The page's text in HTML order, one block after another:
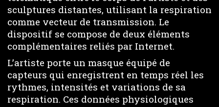
sculptures distantes, utilisant la respiration
comme vecteur de transmission. Le
dispositif se compose de deux éléments
complémentaires reliés par Internet.
L’artiste porte un masque équipé de
capteurs qui enregistrent en temps réel les
rythmes, intensités et variations de sa
respiration. Ces données physiologiques